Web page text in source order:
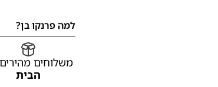
למה פרנקו בן?
משלוחים
הבית